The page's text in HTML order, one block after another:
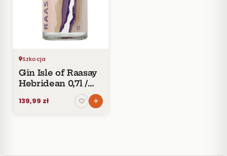
Szkocja
Gin Isle of Raasay
Hebridean 0,7l /
139,99 zł